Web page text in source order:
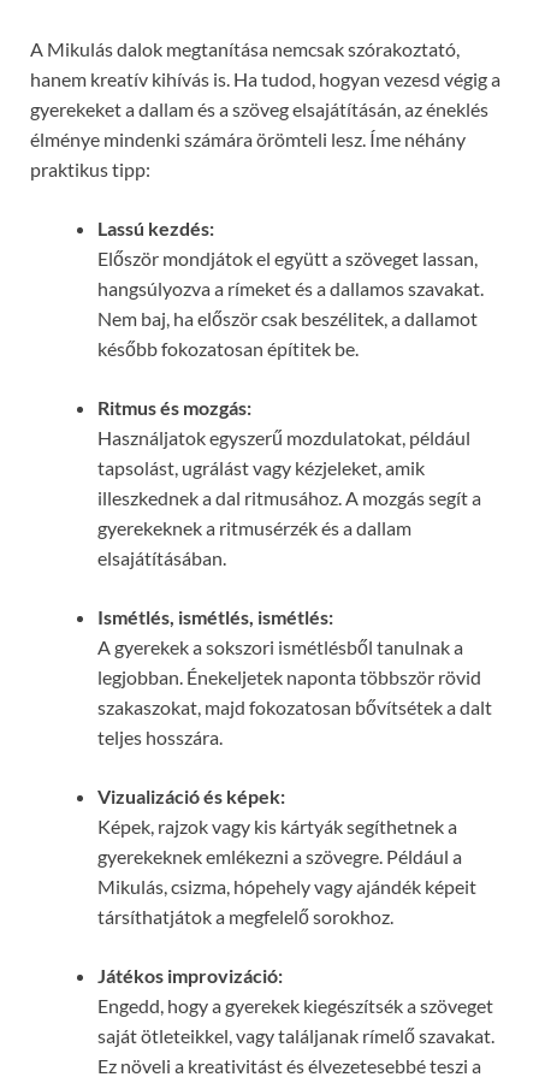
A Mikulás dalok megtanítása nemcsak szórakoztató,
hanem kreatív kihívás is. Ha tudod, hogyan vezesd végig a
gyerekeket a dallam és a szöveg elsajátításán, az éneklés
élménye mindenki számára örömteli lesz. Íme néhány
praktikus tipp:
Lassú kezdés:
Először mondjátok el együtt a szöveget lassan,
hangsúlyozva a rímeket és a dallamos szavakat.
Nem baj, ha először csak beszélitek, a dallamot
később fokozatosan építitek be.
Ritmus és mozgás:
Használjatok egyszerű mozdulatokat, például
tapsolást, ugrálást vagy kézjeleket, amik
illeszkednek a dal ritmusához. A mozgás segít a
gyerekeknek a ritmusérzék és a dallam
elsajátításában.
Ismétlés, ismétlés, ismétlés:
A gyerekek a sokszori ismétlésből tanulnak a
legjobban. Énekeljetek naponta többször rövid
szakaszokat, majd fokozatosan bővítsétek a dalt
teljes hosszára.
Vizualizáció és képek:
Képek, rajzok vagy kis kártyák segíthetnek a
gyerekeknek emlékezni a szövegre. Például a
Mikulás, csizma, hópehely vagy ajándék képeit
társíthatjátok a megfelelő sorokhoz.
Játékos improvizáció:
Engedd, hogy a gyerekek kiegészítsék a szöveget
saját ötleteikkel, vagy találjanak rímelő szavakat.
Ez növeli a kreativitást és élvezetesebbé teszi a